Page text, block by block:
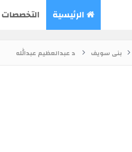
الرئيسية التخصصات
بنى سويف د عبدالعظيم عبدالله